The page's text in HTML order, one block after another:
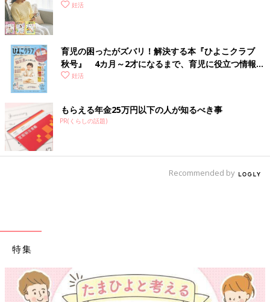
妊活
育児の困ったがズバリ！解決する本『ひよこクラブ
秋号』 4カ月～2才になるまで、育児に役立つ情報が
いっぱい！
妊活
もらえる年金25万円以下の人が知るべき事
PR(くらしの話題)
Recommended by
特集